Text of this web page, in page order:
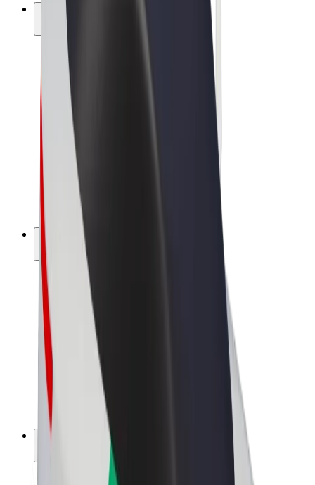
Termékek
Utazás
Rollerek
Bolt Market
Bolt Food
Bolt Drive
Bolt cégeknek
E-kerékpárok
Bolt Plus
Keress a Bolttal
Sofőrök
Sofőr kereset
Futárok
Futár kereset
Bolt Food kereskedők
Franchise-ok
A Bolt-ról